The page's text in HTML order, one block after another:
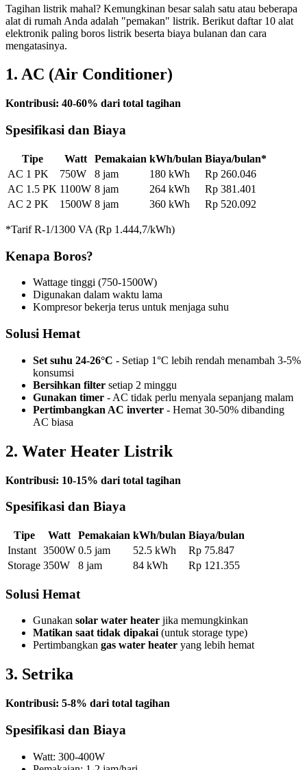
Tagihan listrik mahal? Kemungkinan besar salah satu atau beberapa
alat di rumah Anda adalah "pemakan" listrik. Berikut daftar 10 alat
elektronik paling boros listrik beserta biaya bulanan dan cara
mengatasinya.
1. AC (Air Conditioner)
Kontribusi: 40-60% dari total tagihan
Spesifikasi dan Biaya
Tipe Watt Pemakaian kWh/bulan Biaya/bulan*
AC 1 PK
750W 8 jam 180 kWh
Rp 260.046
AC 1.5 PK 1100W 8 jam 264 kWh
Rp 381.401
AC 2 PK
1500W 8 jam 360 kWh Rp 520.092
*Tarif R-1/1300 VA (Rp 1.444,7/kWh)
Kenapa Boros?
Wattage tinggi (750-1500W)
Digunakan dalam waktu lama
Kompresor bekerja terus untuk menjaga suhu
Solusi Hemat
Set suhu 24-26°C - Setiap 1°C lebih rendah menambah 3-5%
konsumsi
Bersihkan filter setiap 2 minggu
Gunakan timer - AC tidak perlu menyala sepanjang malam
Pertimbangkan AC inverter - Hemat 30-50% dibanding
AC biasa
2. Water Heater Listrik
Kontribusi: 10-15% dari total tagihan
Spesifikasi dan Biaya
Tipe Watt Pemakaian kWh/bulan Biaya/bulan
Instant 3500W 0.5 jam 52.5 kWh
Rp 75.847
Storage 350W 8 jam 84 kWh Rp 121.355
Solusi Hemat
Gunakan solar water heater jika memungkinkan
Matikan saat tidak dipakai (untuk storage type)
Pertimbangkan gas water heater yang lebih hemat
3. Setrika
Kontribusi: 5-8% dari total tagihan
Spesifikasi dan Biaya
Watt: 300-400W